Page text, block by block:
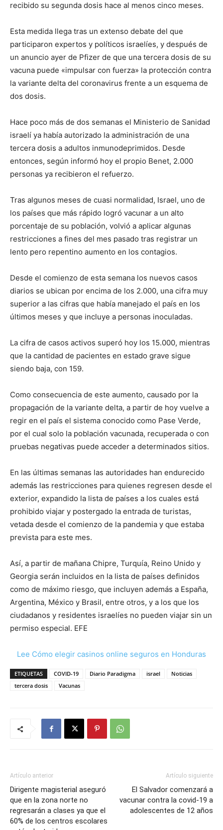
recibido su segunda dosis hace al menos cinco meses.
Esta medida llega tras un extenso debate del que
participaron expertos y políticos israelíes, y después de
un anuncio ayer de Pfizer de que una tercera dosis de su
vacuna puede «impulsar con fuerza» la protección contra
la variante delta del coronavirus frente a un esquema de
dos dosis.
Hace poco más de dos semanas el Ministerio de Sanidad
israelí ya había autorizado la administración de una
tercera dosis a adultos inmunodeprimidos. Desde
entonces, según informó hoy el propio Benet, 2.000
personas ya recibieron el refuerzo.
Tras algunos meses de cuasi normalidad, Israel, uno de
los países que más rápido logró vacunar a un alto
porcentaje de su población, volvió a aplicar algunas
restricciones a fines del mes pasado tras registrar un
lento pero repentino aumento en los contagios.
Desde el comienzo de esta semana los nuevos casos
diarios se ubican por encima de los 2.000, una cifra muy
superior a las cifras que había manejado el país en los
últimos meses y que incluye a personas inoculadas.
La cifra de casos activos superó hoy los 15.000, mientras
que la cantidad de pacientes en estado grave sigue
siendo baja, con 159.
Como consecuencia de este aumento, causado por la
propagación de la variante delta, a partir de hoy vuelve a
regir en el país el sistema conocido como Pase Verde,
por el cual solo la población vacunada, recuperada o con
pruebas negativas puede acceder a determinados sitios.
En las últimas semanas las autoridades han endurecido
además las restricciones para quienes regresen desde el
exterior, expandido la lista de países a los cuales está
prohibido viajar y postergado la entrada de turistas,
vetada desde el comienzo de la pandemia y que estaba
prevista para este mes.
Así, a partir de mañana Chipre, Turquía, Reino Unido y
Georgia serán incluidos en la lista de países definidos
como de máximo riesgo, que incluyen además a España,
Argentina, México y Brasil, entre otros, y a los que los
ciudadanos y residentes israelíes no pueden viajar sin un
permiso especial. EFE
Lee Cómo elegir casinos online seguros en Honduras
ETIQUETAS COVID-19 Diario Paradigma israel
Noticias
tercera dosis
Vacunas
Artículo anterior
Dirigente magisterial aseguró
que en la zona norte no
regresarán a clases ya que el
60% de los centros escolares
Artículo siguiente
El Salvador comenzará a
vacunar contra la covid-19 a
adolescentes de 12 años